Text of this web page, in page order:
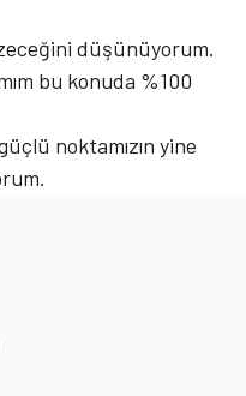
düşünüyorum.
bu konuda %100
noktamızın yine